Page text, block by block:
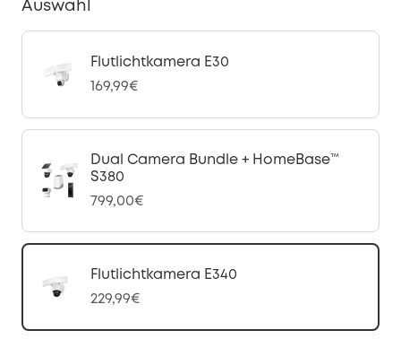
Auswahl
Flutlichtkamera E30
169,99€
Dual Camera Bundle + HomeBase™
S380
799,00€
Flutlichtkamera E340
229,99€